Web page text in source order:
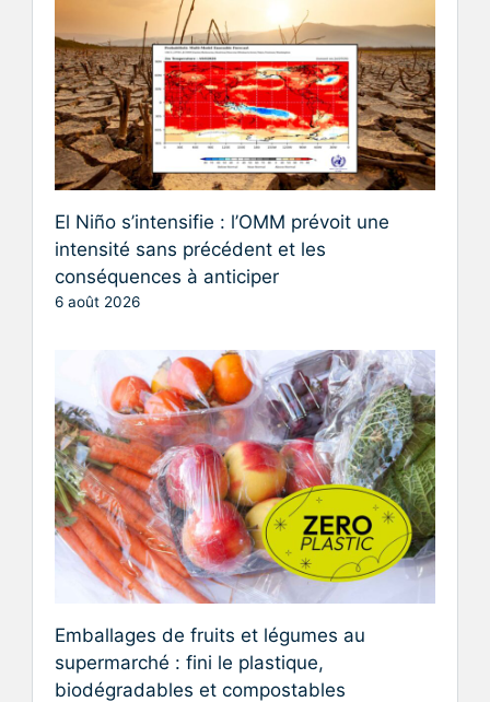
El Niño s’intensifie : l’OMM prévoit une
intensité sans précédent et les
conséquences à anticiper
6 août 2026
Emballages de fruits et légumes au
supermarché : fini le plastique,
biodégradables et compostables